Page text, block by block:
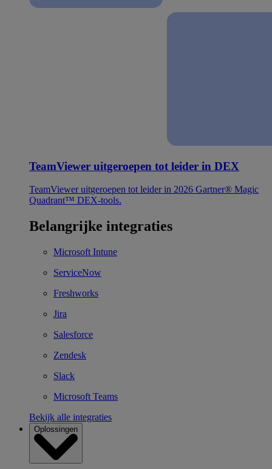
TeamViewer uitgeroepen tot leider in DEX
TeamViewer uitgeroepen tot leider in 2026 Gartner® Magic
Quadrant™ DEX-tools.
Belangrijke integraties
Microsoft Intune
ServiceNow
Freshworks
Jira
Salesforce
Zendesk
Slack
Microsoft Teams
Bekijk alle integraties
Oplossingen